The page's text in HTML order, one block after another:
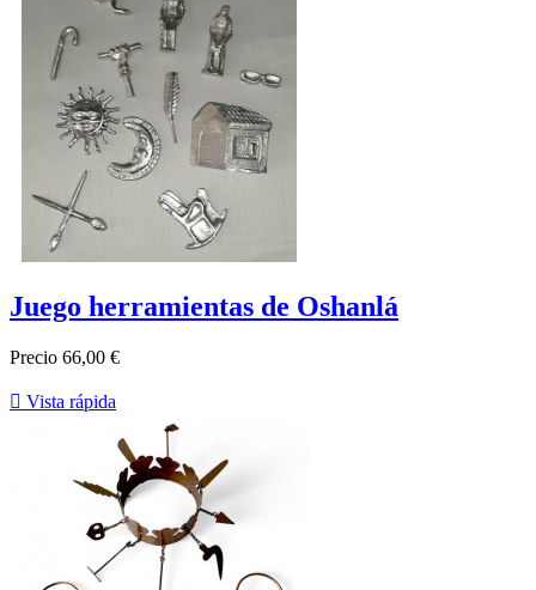
Juego herramientas de Oshanlá
Precio 66,00 €
 Vista rápida